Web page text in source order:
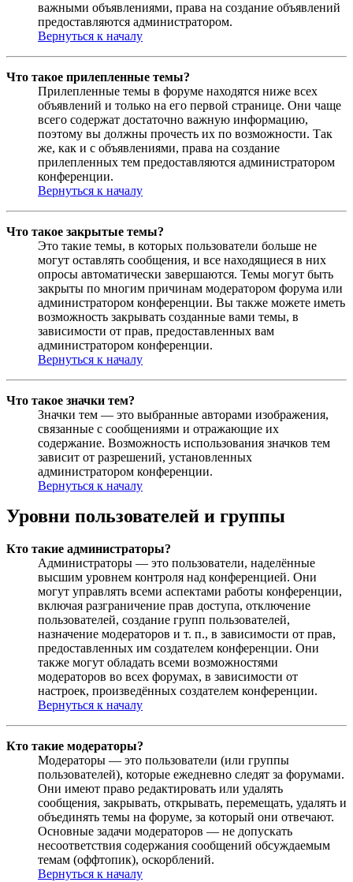
важными объявлениями, права на создание объявлений
предоставляются администратором.
Вернуться к началу
Что такое прилепленные темы?
Прилепленные темы в форуме находятся ниже всех
объявлений и только на его первой странице. Они чаще
всего содержат достаточно важную информацию,
поэтому вы должны прочесть их по возможности. Так
же, как и с объявлениями, права на создание
прилепленных тем предоставляются администратором
конференции.
Вернуться к началу
Что такое закрытые темы?
Это такие темы, в которых пользователи больше не
могут оставлять сообщения, и все находящиеся в них
опросы автоматически завершаются. Темы могут быть
закрыты по многим причинам модератором форума или
администратором конференции. Вы также можете иметь
возможность закрывать созданные вами темы, в
зависимости от прав, предоставленных вам
администратором конференции.
Вернуться к началу
Что такое значки тем?
Значки тем — это выбранные авторами изображения,
связанные с сообщениями и отражающие их
содержание. Возможность использования значков тем
зависит от разрешений, установленных
администратором конференции.
Вернуться к началу
Уровни пользователей и группы
Кто такие администраторы?
Администраторы — это пользователи, наделённые
высшим уровнем контроля над конференцией. Они
могут управлять всеми аспектами работы конференции,
включая разграничение прав доступа, отключение
пользователей, создание групп пользователей,
назначение модераторов и т. п., в зависимости от прав,
предоставленных им создателем конференции. Они
также могут обладать всеми возможностями
модераторов во всех форумах, в зависимости от
настроек, произведённых создателем конференции.
Вернуться к началу
Кто такие модераторы?
Модераторы — это пользователи (или группы
пользователей), которые ежедневно следят за форумами.
Они имеют право редактировать или удалять
сообщения, закрывать, открывать, перемещать, удалять и
объединять темы на форуме, за который они отвечают.
Основные задачи модераторов — не допускать
несоответствия содержания сообщений обсуждаемым
темам (оффтопик), оскорблений.
Вернуться к началу